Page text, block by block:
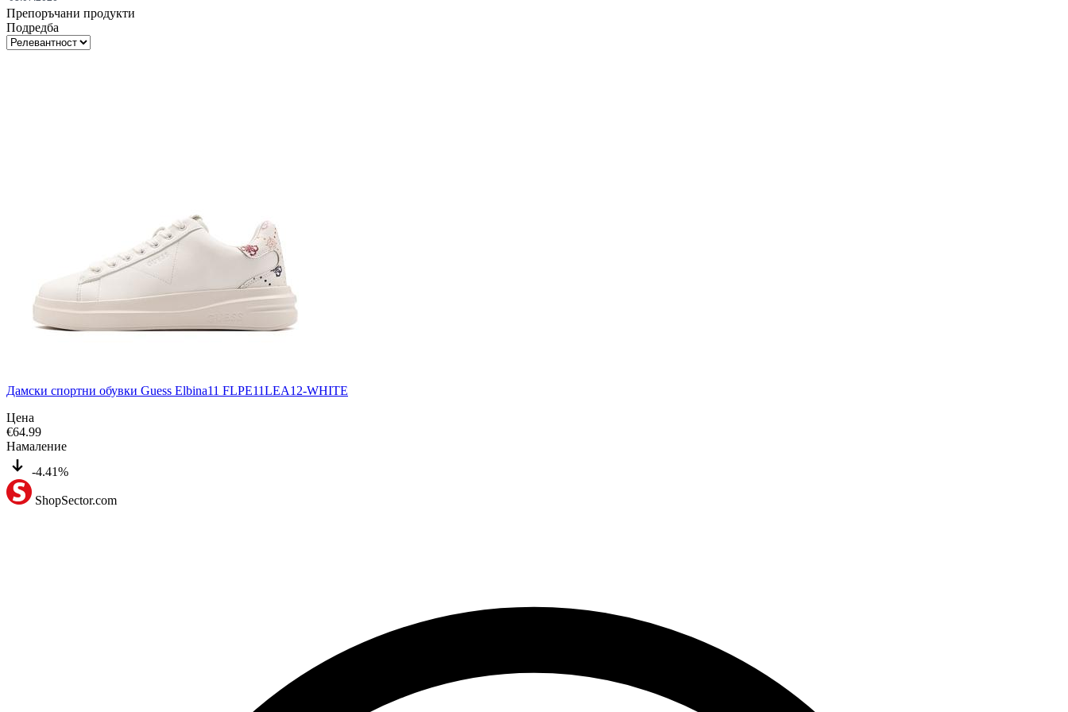
Препоръчани продукти
Подредба
Дамски спортни обувки Guess Elbina11 FLPE11LEA12-WHITE
Цена
€64.99
Намаление
-4.41%
ShopSector.com